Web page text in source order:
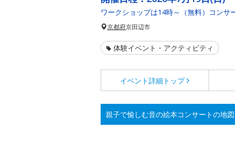
ワークショップは14時～（無料）コンサ
京都府京田辺市
体験イベント・アクティビティ
イベント詳細 トップ
親子で愉しむ音の絵本コンサートの地